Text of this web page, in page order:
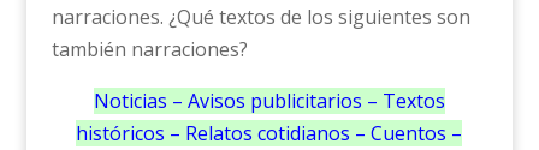
narraciones. ¿Qué textos de los siguientes son
también narraciones?
Noticias – Avisos publicitarios – Textos
históricos – Relatos cotidianos – Cuentos –